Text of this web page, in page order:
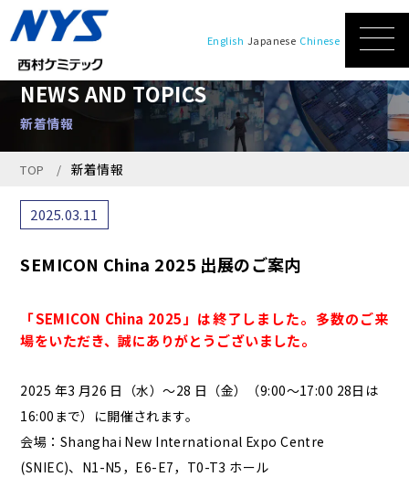
English Japanese Chinese
NEWS AND TOPICS
新着情報
TOP 新着情報
2025.03.11
SEMICON China 2025 出展のご案内
「SEMICON China 2025」は終了しました。多数のご来
場をいただき、誠にありがとうございました。
2025 年3 月26 日（水）～28 日（金）（9:00～17:00 28日は
16:00まで）に開催されます。
会場：Shanghai New International Expo Centre
(SNIEC)、N1-N5，E6-E7，T0-T3 ホール